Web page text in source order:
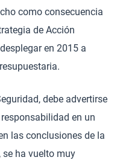
como consecuencia
de Acción
en 2015 a
debe advertirse
en un
las conclusiones de la
se ha vuelto muy